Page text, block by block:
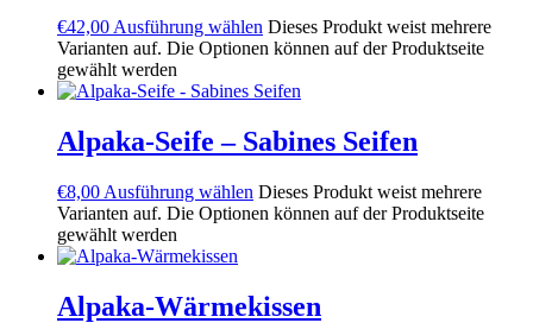
€42,00 Ausführung wählen Dieses Produkt weist mehrere
Varianten auf. Die Optionen können auf der Produktseite
gewählt werden
Alpaka-Seife – Sabines Seifen
€8,00 Ausführung wählen Dieses Produkt weist mehrere
Varianten auf. Die Optionen können auf der Produktseite
gewählt werden
Alpaka-Wärmekissen